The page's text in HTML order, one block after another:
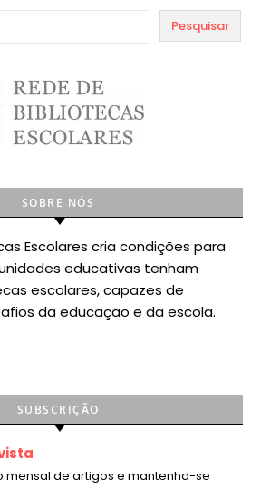
Pesquisar
SOBRE NÓS
Escolares cria condições para
educativas tenham
escolares, capazes de
da educação e da escola.
SUBSCRIÇÃO
mensal de artigos e mantenha-se